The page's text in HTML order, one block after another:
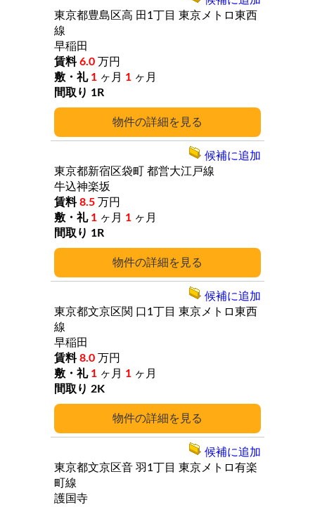
詳細
東京都豊島区高 田1丁目 東京メトロ東西
線
早稲田
6.0 万円
1 ヶ月 1 ヶ月
1R
詳細
東京都新宿区袋町 都営大江戸線
牛込神楽坂
8.5 万円
1 ヶ月 1 ヶ月
1R
候補に追加
詳細
東京都文京区関 口1丁目 東京メトロ東西
線
早稲田
8.0 万円
1 ヶ月 1 ヶ月
2K
候補に追加
東京都文京区音 羽1丁目 東京メトロ有楽
町線
護国寺
候補に追加